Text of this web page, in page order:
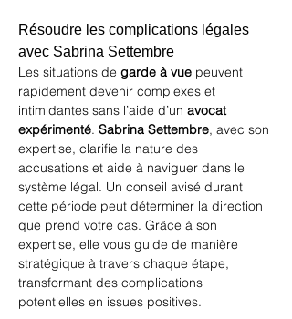
Résoudre les complications légales
avec Sabrina Settembre
Les situations de garde à vue peuvent
rapidement devenir complexes et
intimidantes sans l’aide d’un avocat
expérimenté. Sabrina Settembre, avec son
expertise, clarifie la nature des
accusations et aide à naviguer dans le
système légal. Un conseil avisé durant
cette période peut déterminer la direction
que prend votre cas. Grâce à son
expertise, elle vous guide de manière
stratégique à travers chaque étape,
transformant des complications
potentielles en issues positives.